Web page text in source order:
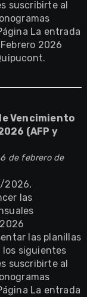
suscribirte al
La entrada
2026
Vencimiento
(AFP y
de febrero de
2026,
las
las planillas
los siguientes
suscribirte al
La entrada